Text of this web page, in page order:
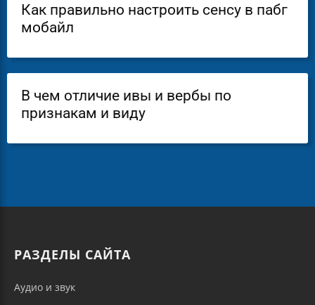
Как правильно настроить сенсу в пабг
мобайл
В чем отличие ивы и вербы по
признакам и виду
РАЗДЕЛЫ САЙТА
Аудио и звук